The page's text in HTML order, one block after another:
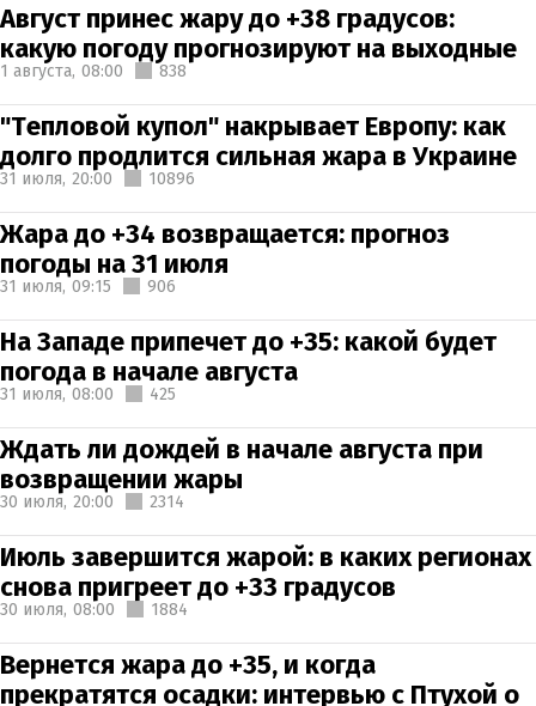
Август принес жару до +38 градусов:
какую погоду прогнозируют на выходные
1 августа, 08:00 838
"Тепловой купол" накрывает Европу: как
долго продлится сильная жара в Украине
31 июля, 20:00 10896
Жара до +34 возвращается: прогноз
погоды на 31 июля
31 июля, 09:15 906
На Западе припечет до +35: какой будет
погода в начале августа
31 июля, 08:00 425
Ждать ли дождей в начале августа при
возвращении жары
30 июля, 20:00 2314
Июль завершится жарой: в каких регионах
снова пригреет до +33 градусов
30 июля, 08:00 1884
Вернется жара до +35, и когда
прекратятся осадки: интервью с Птухой о